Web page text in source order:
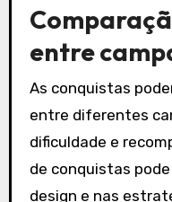
entre
As conquistas
entre diferentes
dificuldade e
de conquistas
design e nas